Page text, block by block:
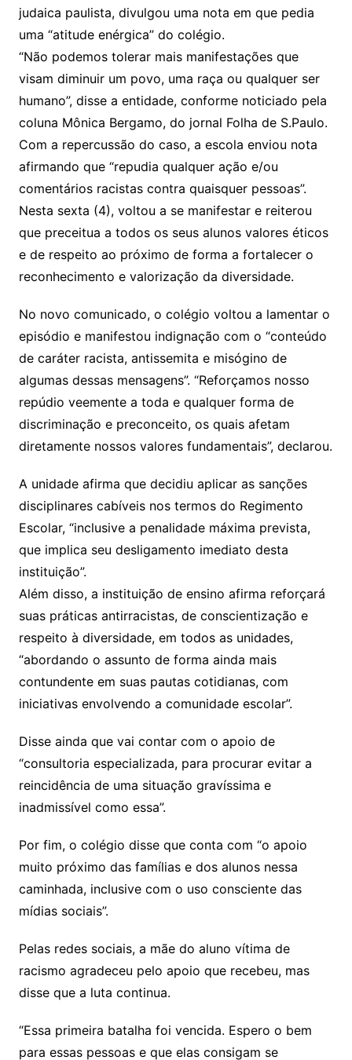
judaica paulista, divulgou uma nota em que pedia
uma “atitude enérgica” do colégio.
“Não podemos tolerar mais manifestações que
visam diminuir um povo, uma raça ou qualquer ser
humano”, disse a entidade, conforme noticiado pela
coluna Mônica Bergamo, do jornal Folha de S.Paulo.
Com a repercussão do caso, a escola enviou nota
afirmando que “repudia qualquer ação e/ou
comentários racistas contra quaisquer pessoas”.
Nesta sexta (4), voltou a se manifestar e reiterou
que preceitua a todos os seus alunos valores éticos
e de respeito ao próximo de forma a fortalecer o
reconhecimento e valorização da diversidade.
No novo comunicado, o colégio voltou a lamentar o
episódio e manifestou indignação com o “conteúdo
de caráter racista, antissemita e misógino de
algumas dessas mensagens”. “Reforçamos nosso
repúdio veemente a toda e qualquer forma de
discriminação e preconceito, os quais afetam
diretamente nossos valores fundamentais”, declarou.
A unidade afirma que decidiu aplicar as sanções
disciplinares cabíveis nos termos do Regimento
Escolar, “inclusive a penalidade máxima prevista,
que implica seu desligamento imediato desta
instituição”.
Além disso, a instituição de ensino afirma reforçará
suas práticas antirracistas, de conscientização e
respeito à diversidade, em todos as unidades,
“abordando o assunto de forma ainda mais
contundente em suas pautas cotidianas, com
iniciativas envolvendo a comunidade escolar”.
Disse ainda que vai contar com o apoio de
“consultoria especializada, para procurar evitar a
reincidência de uma situação gravíssima e
inadmissível como essa”.
Por fim, o colégio disse que conta com “o apoio
muito próximo das famílias e dos alunos nessa
caminhada, inclusive com o uso consciente das
mídias sociais”.
Pelas redes sociais, a mãe do aluno vítima de
racismo agradeceu pelo apoio que recebeu, mas
disse que a luta continua.
“Essa primeira batalha foi vencida. Espero o bem
para essas pessoas e que elas consigam se